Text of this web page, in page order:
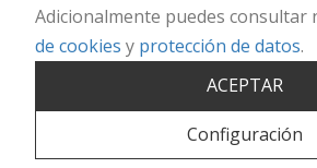
D :
© 2017 Clínica Cire | Todos los derechos
balneariaIS
Adicionalmente puedes consultar
de cookies y protección de datos.
ACEPTAR
Configuración